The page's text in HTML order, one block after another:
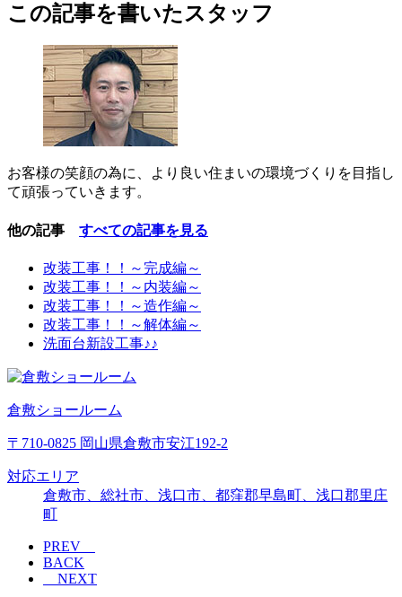
この記事を書いたスタッフ
お客様の笑顔の為に、より良い住まいの環境づくりを目指し
て頑張っていきます。
他の記事 すべての記事を見る
改装工事！！～完成編～
改装工事！！～内装編～
改装工事！！～造作編～
改装工事！！～解体編～
洗面台新設工事♪♪
倉敷ショールーム
〒710-0825 岡山県倉敷市安江192-2
対応エリア
倉敷市、総社市、浅口市、都窪郡早島町、浅口郡里庄
町
PREV
BACK
NEXT